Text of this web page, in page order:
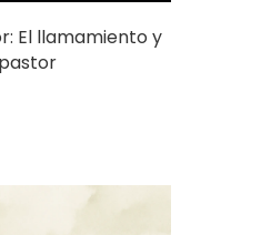
El llamamiento y